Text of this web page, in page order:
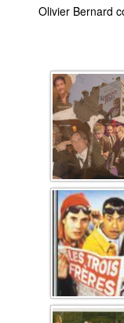
Olivier Bernard